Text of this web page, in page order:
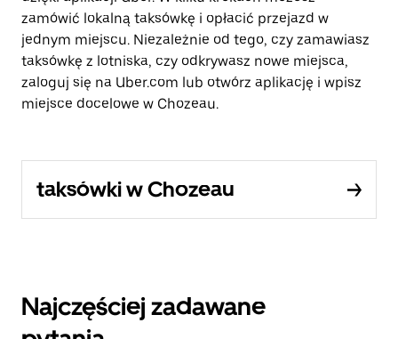
zamówić lokalną taksówkę i opłacić przejazd w
jednym miejscu. Niezależnie od tego, czy zamawiasz
taksówkę z lotniska, czy odkrywasz nowe miejsca,
zaloguj się na Uber.com lub otwórz aplikację i wpisz
miejsce docelowe w Chozeau.
taksówki w Chozeau
Najczęściej zadawane